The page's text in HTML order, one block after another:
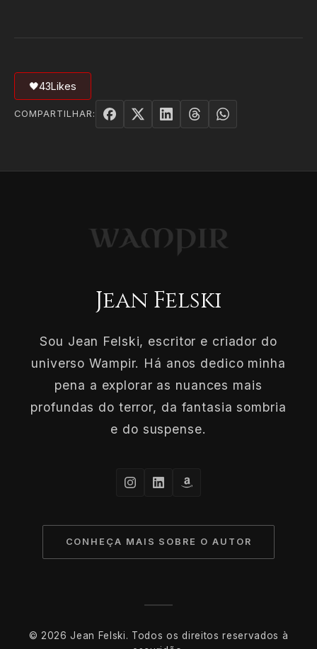
🖤43Likes
COMPARTILHAR:
Jean Felski
Sou Jean Felski, escritor e criador do
universo Wampir. Há anos dedico minha
pena a explorar as nuances mais
profundas do terror, da fantasia sombria
e do suspense.
CONHEÇA MAIS SOBRE O AUTOR
© 2026 Jean Felski. Todos os direitos reservados à